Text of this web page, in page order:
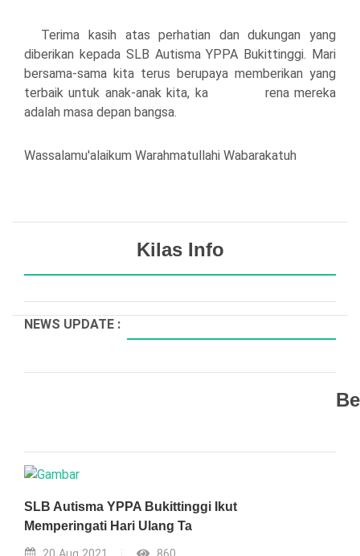
Terima kasih atas perhatian dan dukungan yang
diberikan kepada SLB Autisma YPPA Bukittinggi. Mari
bersama-sama kita terus berupaya memberikan yang
terbaik untuk anak-anak kita, ka rena mereka
adalah masa depan bangsa.
Wassalamu'alaikum Warahmatullahi Wabarakatuh
Kilas Info
NEWS UPDATE :
Cara Melatih Puasa bagi Anak Autisme dengan Penuh
Kesabaran ...
ACT OF SERVICE DALAM MENGAJAR ANAK
Dunia yang Berbeda...
SLB Autisma YPPA Bukittinggi Ikut
Memperingati Hari Ulang Ta